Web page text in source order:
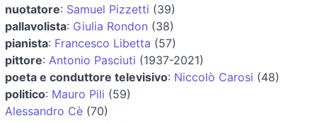
nuotatore: Samuel Pizzetti (39)
pallavolista: Giulia Rondon (38)
pianista: Francesco Libetta (57)
pittore: Antonio Pasciuti (1937-2021)
poeta e conduttore televisivo: Niccolò Carosi (48)
politico: Mauro Pili (59)
Alessandro Cè (70)